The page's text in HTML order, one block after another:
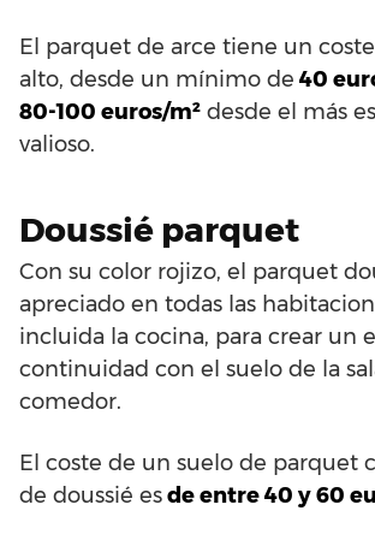
El parquet de arce tiene un
alto, desde un mínimo de 40
80-100 euros/m² desde el más
valioso.
Doussié parquet
Con su color rojizo, el parquet
apreciado en todas las
incluida la cocina, para crear un
continuidad con el suelo de la
comedor.
El coste de un suelo de parquet
de doussié esde entre 40 y 60